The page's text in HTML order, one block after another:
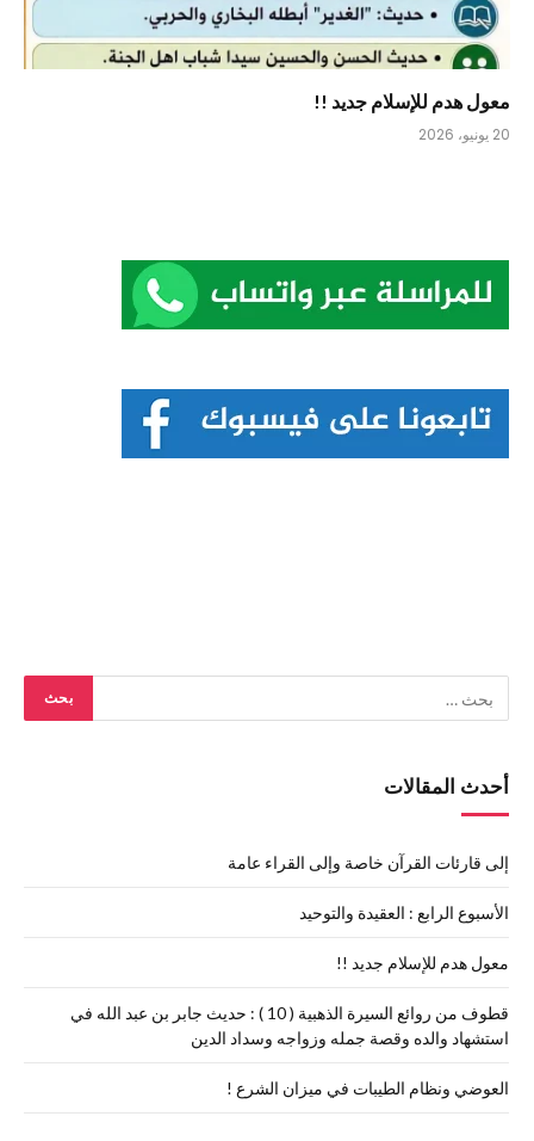
معول هدم للإسلام جديد !!
20 يونيو، 2026
أحدث المقالات
إلى قارئات القرآن خاصة وإلى القراء عامة
الأسبوع الرابع : العقيدة والتوحيد
معول هدم للإسلام جديد !!
قطوف من روائع السيرة الذهبية ( 10 ) : حديث جابر بن عبد الله في
استشهاد والده وقصة جمله وزواجه وسداد الدين
العوضي ونظام الطيبات في ميزان الشرع !